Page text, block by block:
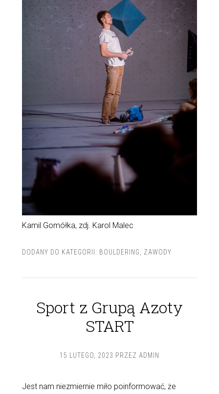
Kamil Gomółka, zdj. Karol Malec
DODANY DO KATEGORII: BOULDERING, ZAWODY
Sport z Grupą Azoty
START
15 LUTEGO, 2023 PRZEZ ADMIN
Jest nam niezmiernie miło poinformować, że